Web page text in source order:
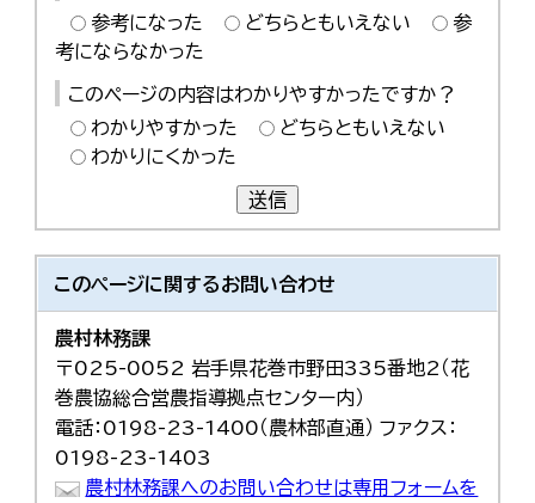
参考になった
どちらともいえない
参
考にならなかった
このページの内容はわかりやすかったですか？
わかりやすかった
どちらともいえない
わかりにくかった
送信
このページに関するお問い合わせ
農村林務課
〒025-0052 岩手県花巻市野田335番地2（花
巻農協総合営農指導拠点センター内）
電話：0198-23-1400（農林部直通） ファクス：
0198-23-1403
農村林務課へのお問い合わせは専用フォームを